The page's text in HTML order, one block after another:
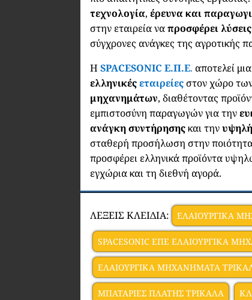
τεχνολογία,έρευνα και
στην εταιρεία ναπροσφέρει
σύγχρονες ανάγκες της αγροτικής
Η SPACESONIC Ε.Π.Ε. αποτελεί
ελληνικέςεταιρείες στον χώρο
μηχανημάτων, διαθέτοντας
εμπιστοσύνη παραγωγών για την
ανάγκη συντήρησηςκαι την
σταθερή προσήλωση στην ποιότητα
προσφέρει ελληνικά προϊόντα
εγχώρια και τη διεθνή αγορά.
ΛΕΞΕΙΣ ΚΛΕΙΔΙΑ: ΕΛΑΙΟΥΡΓΙΚΑ
SPACESONIC ΕΠΕ ΕΛΑΙΟΥΡΓΙΚΑ
ΕΛΑΙΟΥΡΓΙΚΑ ΜΗΧΑΝΗΜΑΤΑ
ΜΠΑΤΑΡΙΕΣ ΠΛΑΤΗΣ ΤΡΙΚΑΛΑ